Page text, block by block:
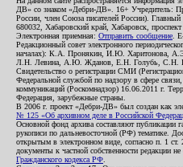
ДВ» со знаком «Дебри-ДВ». 16+ Учредитель:
России, член Союза писателей России).
680032, Хабаровский край, Хабаровск,
Электронная приемная: Отправить сообщение .
Редакционный совет электронного
началах): К.А. Пронякин, И.Ю. Харитонова,
Л.Н. Левина, А.Ю. Жданов, Е.Н. Голубь, С.Н.
Свидетельство о регистрации СМИ
Федеральной службой по надзору в сфере
коммуникаций (Роскомнадзор) 16.06.2011 г.
Федерация, зарубежные страны.
В 2006 г. проект «Дебри-ДВ» был создан как
№ 125 «Об архивном деле в Российской
Основной фонд архива составляют публикации
рукописи по дальневосточной (РФ) тематике.
открытым в электронном виде, согласно п. 1
документы к частной собственности редакции
Гражданского кодекса РФ